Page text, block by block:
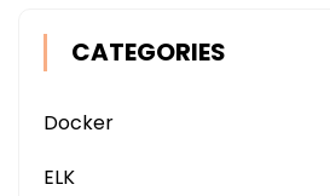
CATEGORIES
Docker
ELK